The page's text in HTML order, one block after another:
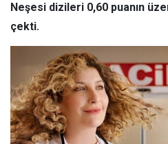
Neşesi dizileri 0,60 puanın
çekti.